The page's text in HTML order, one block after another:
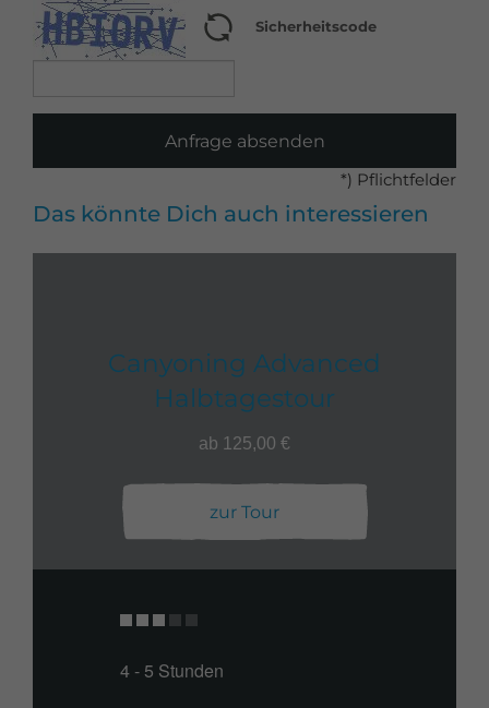
Sicherheitscode
Anfrage absenden
*) Pflichtfelder
Das könnte Dich auch interessieren
Canyoning Advanced
Halbtagestour
ab 125,00 €
zur Tour
4 - 5 Stunden